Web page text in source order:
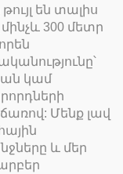
են տալիս
300 մետր
կամ
Մենք լավ
և մեր